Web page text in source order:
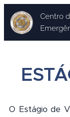
Centro
O Estágio de